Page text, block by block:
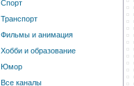
Спорт
Транспорт
Фильмы и анимация
Хобби и образование
Юмор
Все каналы